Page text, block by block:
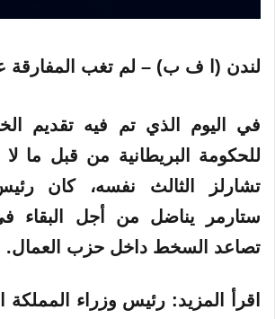
ك
و
ن
لندن (ا ف ب) – لم تغب المفارقة
في اليوم الذي تم فيه تقديم
للحكومة البريطانية من قبل ما
تشارلز الثالث نفسه، كان
ستارمر يناضل من أجل البقاء
تصاعد السخط داخل حزب العمال.
اقرأ المزيد: رئيس وزراء المملكة